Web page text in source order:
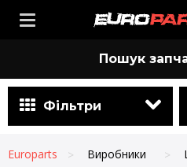
Пошук
Фільтри
Europarts Виробники